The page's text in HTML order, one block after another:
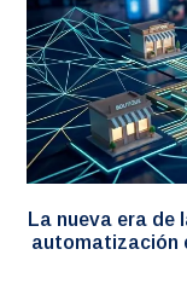
La nueva era de
automatización